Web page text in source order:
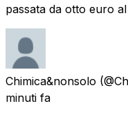
passata da otto euro
Chimica&nonsolo
minuti fa